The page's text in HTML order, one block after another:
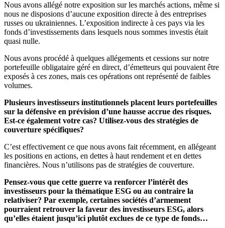
Nous avons allégé notre exposition sur les marchés actions, même si
nous ne disposions d’aucune exposition directe à des entreprises
russes ou ukrainiennes. L’exposition indirecte à ces pays via les
fonds d’investissements dans lesquels nous sommes investis était
quasi nulle.
Nous avons procédé à quelques allégements et cessions sur notre
portefeuille obligataire géré en direct, d’émetteurs qui pouvaient être
exposés à ces zones, mais ces opérations ont représenté de faibles
volumes.
Plusieurs investisseurs institutionnels placent leurs portefeuilles
sur la défensive en prévision d’une hausse accrue des risques.
Est-ce également votre cas? Utilisez-vous des stratégies de
couverture spécifiques?
C’est effectivement ce que nous avons fait récemment, en allégeant
les positions en actions, en dettes à haut rendement et en dettes
financières. Nous n’utilisons pas de stratégies de couverture.
Pensez-vous que cette guerre va renforcer l’intérêt des
investisseurs pour la thématique ESG ou au contraire la
relativiser? Par exemple, certaines sociétés d’armement
pourraient retrouver la faveur des investisseurs ESG, alors
qu’elles étaient jusqu’ici plutôt exclues de ce type de fonds…